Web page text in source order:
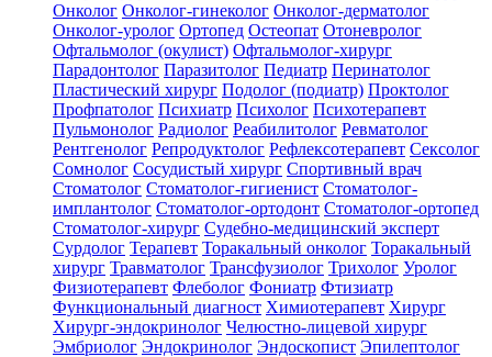
Онколог Онколог-гинеколог Онколог-дерматолог
Онколог-уролог Ортопед Остеопат Отоневролог
Офтальмолог (окулист) Офтальмолог-хирург
Парадонтолог Паразитолог Педиатр Перинатолог
Пластический хирург Подолог (подиатр) Проктолог
Профпатолог Психиатр Психолог Психотерапевт
Пульмонолог Радиолог Реабилитолог Ревматолог
Рентгенолог Репродуктолог Рефлексотерапевт Сексолог
Сомнолог Сосудистый хирург Спортивный врач
Стоматолог Стоматолог-гигиенист Стоматолог-
имплантолог Стоматолог-ортодонт Стоматолог-ортопед
Стоматолог-хирург Судебно-медицинский эксперт
Сурдолог Терапевт Торакальный онколог Торакальный
хирург Травматолог Трансфузиолог Трихолог Уролог
Физиотерапевт Флеболог Фониатр Фтизиатр
Функциональный диагност Химиотерапевт Хирург
Хирург-эндокринолог Челюстно-лицевой хирург
Эмбриолог Эндокринолог Эндоскопист Эпилептолог